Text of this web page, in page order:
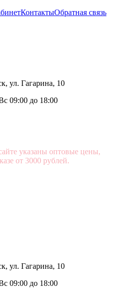
КонтактыОбратная связь
ул. Гагарина, 10
09:00 до 18:00
указаны оптовые цены,
от 3000 рублей.
ул. Гагарина, 10
09:00 до 18:00